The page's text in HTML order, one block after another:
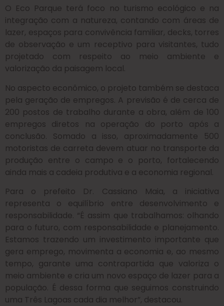
O Eco Parque terá foco no turismo ecológico e na
integração com a natureza, contando com áreas de
lazer, espaços para convivência familiar, decks, torres
de observação e um receptivo para visitantes, tudo
projetado com respeito ao meio ambiente e
valorização da paisagem local.
No aspecto econômico, o projeto também se destaca
pela geração de empregos. A previsão é de cerca de
200 postos de trabalho durante a obra, além de 100
empregos diretos na operação do porto após a
conclusão. Somado a isso, aproximadamente 500
motoristas de carreta devem atuar no transporte da
produção entre o campo e o porto, fortalecendo
ainda mais a cadeia produtiva e a economia regional.
Para o prefeito Dr. Cassiano Maia, a iniciativa
representa o equilíbrio entre desenvolvimento e
responsabilidade. “É assim que trabalhamos: olhando
para o futuro, com responsabilidade e planejamento.
Estamos trazendo um investimento importante que
gera emprego, movimenta a economia e, ao mesmo
tempo, garante uma contrapartida que valoriza o
meio ambiente e cria um novo espaço de lazer para a
população. É dessa forma que seguimos construindo
uma Três Lagoas cada dia melhor”, destacou.